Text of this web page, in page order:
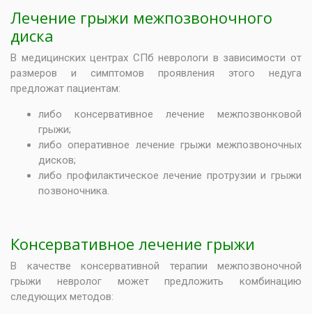
Лечение грыжи межпозвоночного
диска
В медицинских центрах СПб неврологи в зависимости от
размеров и симптомов проявления этого недуга
предложат пациентам:
либо консервативное лечение межпозвонковой
грыжи;
либо оперативное лечение грыжи межпозвоночных
дисков;
либо профилактическое лечение протрузии и грыжи
позвоночника.
Консервативное лечение грыжи
В качестве консервативной терапии межпозвоночной
грыжи невролог может предложить комбинацию
следующих методов: